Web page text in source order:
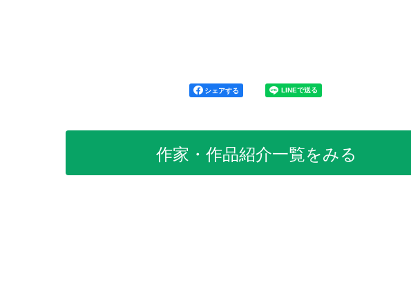
シェアする
作家・作品紹介一覧をみる